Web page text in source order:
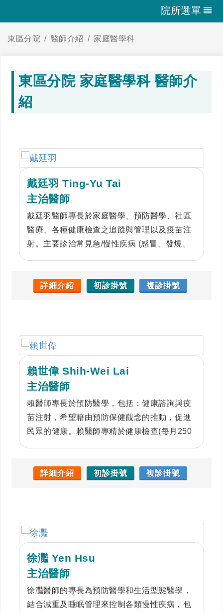
院所選單
東區分院 醫師介紹 家庭醫學科
東區分院 家庭醫學科 醫師介
紹
戴廷羽 Ting-Yu Tai
主治醫師
戴廷羽醫師專長於家庭醫學、預防醫學、社區
醫療、各種健康檢查之追蹤與管理以及疫苗注
射。主要診治常見急/慢性疾病 (感冒、發燒、
詳細介紹
初診掛號 複診掛號
賴世偉 Shih-Wei Lai
主治醫師
賴醫師專長於預防醫學，包括：健康諮詢與疫
苗注射，希望藉由預防保健觀念的推動，促進
民眾的健康。賴醫師專精於健康檢查(每月250
詳細介紹
初診掛號 複診掛號
徐灩 Yen Hsu
主治醫師
徐灩醫師的專長為預防醫學和生活型態醫學，
結合減重及睡眠管理來控制各類慢性疾病，包